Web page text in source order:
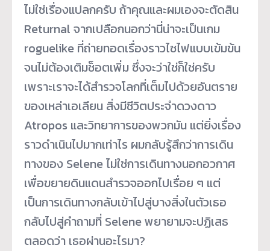
ไม่ใช่เรื่องแปลกครับ ถ้าคุณและผมเองจะตัดสิน
Returnal จากเปลือกนอกว่านี่น่าจะเป็นเกม
roguelike ที่ถ่ายทอดเรื่องราวไซไฟแบบเข้มข้น
จนไม่ต้องเติมช็อตเพิ่ม ซึ่งจะว่าใช่ก็ใช่ครับ
เพราะเราจะได้สำรวจโลกที่เต็มไปด้วยอันตราย
ของเหล่าเอเลียน สิ่งมีชีวิตประจำดวงดาว
Atropos และวิทยาการของพวกมัน แต่ยิ่งเรื่อง
ราวดำเนินไปมากเท่าไร ผมกลับรู้สึกว่าการเดิน
ทางของ Selene ไม่ใช่การเดินทางนอกอวกาศ
เพื่อขยายดินแดนสำรวจออกไปเรื่อย ๆ แต่
เป็นการเดินทางกลับเข้าไปสู่บางสิ่งในตัวเธอ
กลับไปสู่คำถามที่ Selene พยายามจะปฏิเสธ
ตลอดว่า เธอผ่านอะไรมา?